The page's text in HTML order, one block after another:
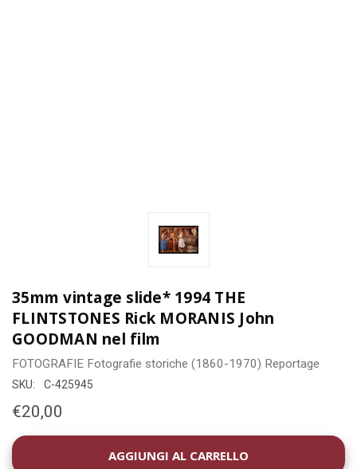
35mm vintage slide* 1994 THE
FLINTSTONES Rick MORANIS John
GOODMAN nel film
FOTOGRAFIE Fotografie storiche (1860-1970) Reportage
SKU: C-425945
€20,00
DISPONIBILITÀ
ATTUALE: